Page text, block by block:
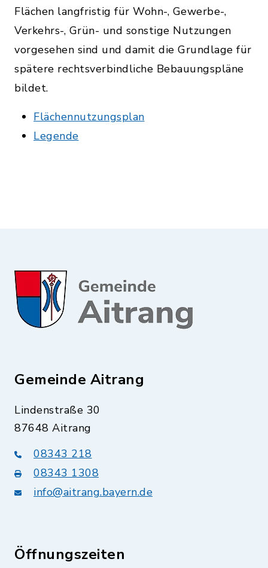
Flächen langfristig für Wohn-, Gewerbe-,
Verkehrs-, Grün- und sonstige Nutzungen
vorgesehen sind und damit die Grundlage für
spätere rechtsverbindliche Bebauungspläne
bildet.
Flächennutzungsplan
Legende
Gemeinde Aitrang
Lindenstraße 30
87648 Aitrang
08343 218
08343 1308
info@aitrang.bayern.de
Öffnungszeiten